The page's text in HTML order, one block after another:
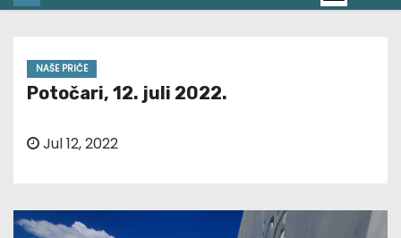
NAŠE PRIČE
Potočari, 12. juli 2022.
Jul 12, 2022